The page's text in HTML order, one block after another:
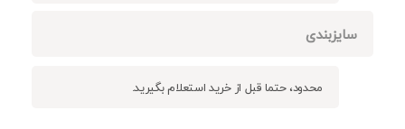
سایزبندی
محدود، حتما قبل از خرید استعلام بگیرید.